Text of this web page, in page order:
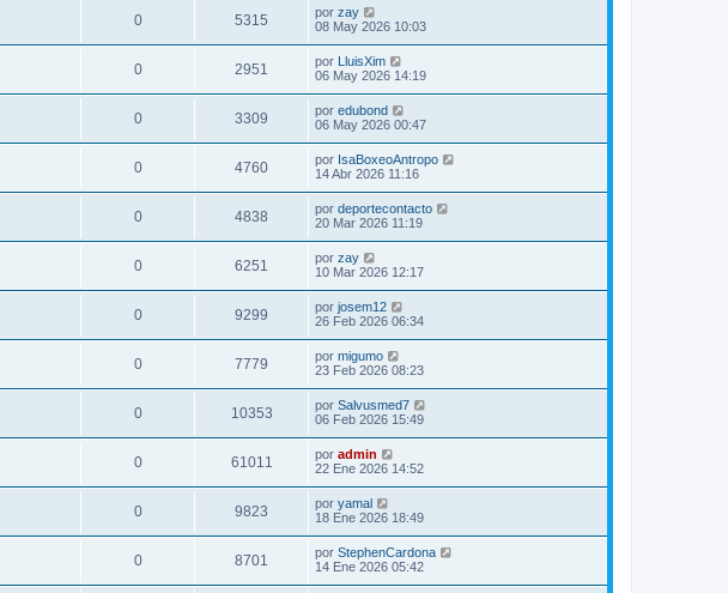
0 5315 por zay
08 May 2026 10:03
0 2951 por LluisXim
06 May 2026 14:19
0 3309 por edubond
06 May 2026 00:47
0 4760 por IsaBoxeoAntropo
14 Abr 2026 11:16
0 4838 por deportecontacto
20 Mar 2026 11:19
0 6251 por zay
10 Mar 2026 12:17
0 9299 por josem12
26 Feb 2026 06:34
0 7779 por migumo
23 Feb 2026 08:23
0 10353 por Salvusmed7
06 Feb 2026 15:49
0 61011 por admin
22 Ene 2026 14:52
0 9823 por yamal
18 Ene 2026 18:49
0 8701 por StephenCardona
14 Ene 2026 05:42